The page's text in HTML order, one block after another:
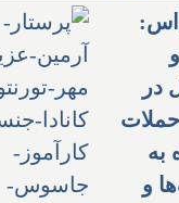
در
به
و